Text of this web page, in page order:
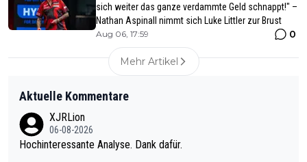
sich weiter das ganze verdammte Geld schnappt!" –
Nathan Aspinall nimmt sich Luke Littler zur Brust
Aug 06, 17:59 0
Mehr Artikel
Aktuelle Kommentare
XJRLion
06-08-2026
Hochinteressante Analyse. Dank dafür.